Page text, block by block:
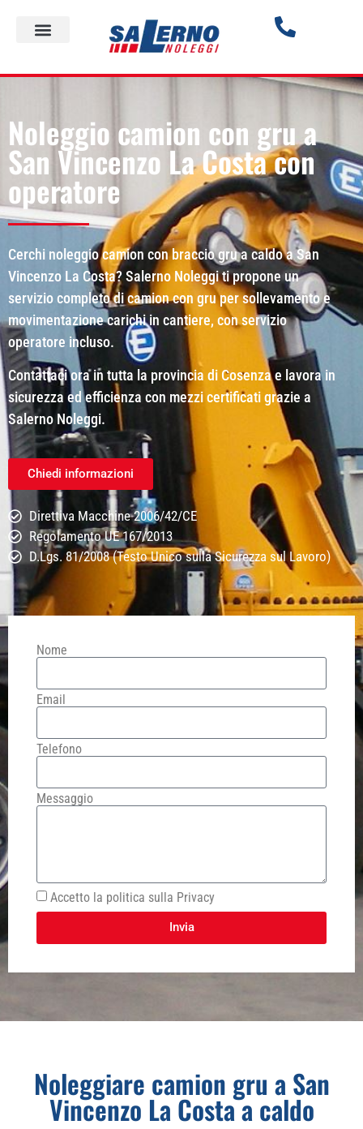
Noleggio camion con gru a
San Vincenzo La Costa con
operatore
Cerchi noleggio camion con braccio gru a caldo a San
Vincenzo La Costa? Salerno Noleggi ti propone un
servizio completo di camion con gru per sollevamento e
movimentazione carichi in cantiere, con servizio
operatore incluso.
Contattaci ora in tutta la provincia di Cosenza e lavora in
sicurezza ed efficienza con mezzi certificati grazie a
Salerno Noleggi.
Chiedi informazioni
Direttiva Macchine 2006/42/CE
Regolamento UE 167/2013
D.Lgs. 81/2008 (Testo Unico sulla Sicurezza sul Lavoro)
Nome
Email
Telefono
Messaggio
Accetto la politica sulla Privacy
Invia
Noleggiare camion gru a San
Vincenzo La Costa a caldo